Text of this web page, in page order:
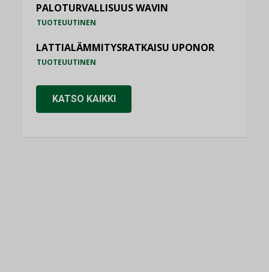
PALOTURVALLISUUS WAVIN
TUOTEUUTINEN
LATTIALÄMMITYSRATKAISU UPONOR
TUOTEUUTINEN
KATSO KAIKKI